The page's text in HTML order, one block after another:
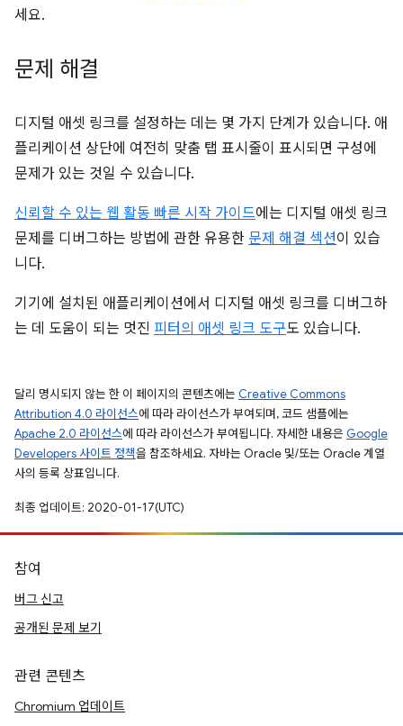
세요.
문제 해결
디지털 애셋 링크를 설정하는 데는 몇 가지 단계가 있습니다. 애
플리케이션 상단에 여전히 맞춤 탭 표시줄이 표시되면 구성에
문제가 있는 것일 수 있습니다.
신뢰할 수 있는 웹 활동 빠른 시작 가이드에는 디지털 애셋 링크
문제를 디버그하는 방법에 관한 유용한 문제 해결 섹션이 있습
니다.
기기에 설치된 애플리케이션에서 디지털 애셋 링크를 디버그하
는 데 도움이 되는 멋진 피터의 애셋 링크 도구도 있습니다.
달리 명시되지 않는 한 이 페이지의 콘텐츠에는 Creative Commons
Attribution 4.0 라이선스에 따라 라이선스가 부여되며, 코드 샘플에는
Apache 2.0 라이선스에 따라 라이선스가 부여됩니다. 자세한 내용은 Google
Developers 사이트 정책을 참조하세요. 자바는 Oracle 및/또는 Oracle 계열
사의 등록 상표입니다.
최종 업데이트: 2020-01-17(UTC)
참여
버그 신고
공개된 문제 보기
관련 콘텐츠
Chromium 업데이트